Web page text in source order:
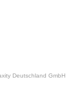
Deutschland GmbH